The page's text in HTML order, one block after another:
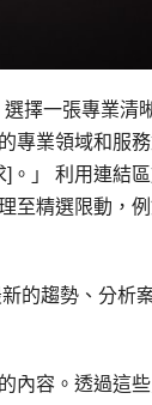
擇一張專業清
專業領域和服
]。」 利用連結
至精選限動，
的趨勢、分析
內容。透過這